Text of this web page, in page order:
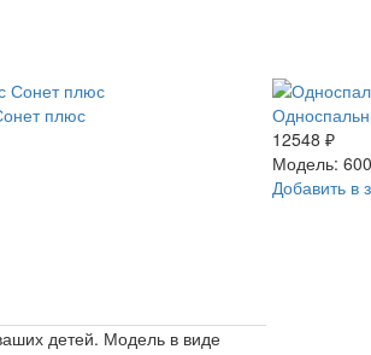
плюс
12548 ₽
Модель:
Добавить в
детей. Модель в виде